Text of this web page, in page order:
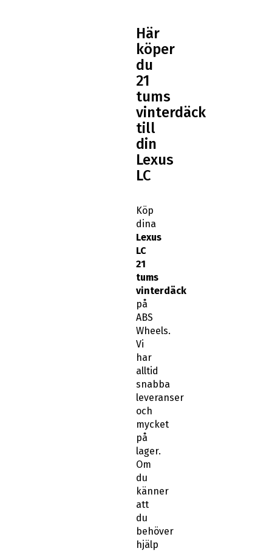
Här
köper
du
21
tums
vinterdäck
till
din
Lexus
LC
Köp
dina
Lexus
LC
21
tums
vinterdäck
på
ABS
Wheels.
Vi
har
alltid
snabba
leveranser
och
mycket
på
lager.
Om
du
känner
att
du
behöver
hjälp